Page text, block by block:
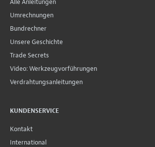
Alle Anleitungen
Umrechnungen
Bundrechner
Unsere Geschichte
Trade Secrets
Video: Werkzeugvorführungen
Verdrahtungsanleitungen
KUNDENSERVICE
Kontakt
International